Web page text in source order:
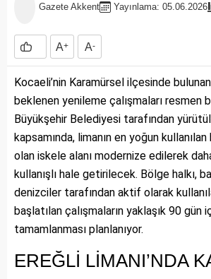
Gazete Akkent Yayınlama: 05.06.2026
A+ A-
Kocaeli’nin Karamürsel ilçesinde
beklenen yenileme çalışmaları resmen
Büyükşehir Belediyesi tarafından
kapsamında, limanın en yoğun
olan iskele alanı modernize edilerek
kullanışlı hale getirilecek. Bölge halkı,
denizciler tarafından aktif olarak
başlatılan çalışmaların yaklaşık 90 gün
tamamlanması planlanıyor.
EREĞLİ LİMANI’NDA